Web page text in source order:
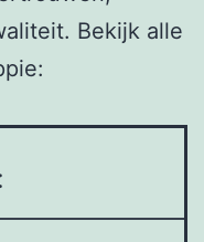
Bekijk alle